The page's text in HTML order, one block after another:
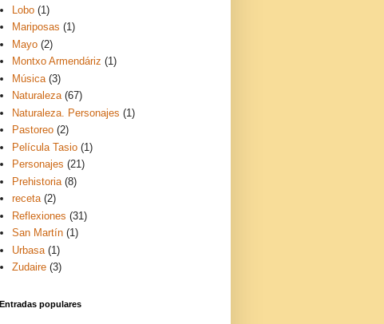
Lobo (1)
Mariposas (1)
Mayo (2)
Montxo Armendáriz (1)
Música (3)
Naturaleza (67)
Naturaleza. Personajes (1)
Pastoreo (2)
Película Tasio (1)
Personajes (21)
Prehistoria (8)
receta (2)
Reflexiones (31)
San Martín (1)
Urbasa (1)
Zudaire (3)
Entradas populares